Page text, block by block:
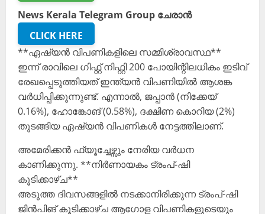
News Kerala Telegram Group ചേരാൻ
CLICK HERE
**ഏഷ്യൻ വിപണികളിലെ സമ്മിശ്രാവസ്ഥ**
ഇന്ന് രാവിലെ ഗിഫ്റ്റ് നിഫ്റ്റി 200 പോയിന്റിലധികം ഇടിവ്
രേഖപ്പെടുത്തിയത് ഇന്ത്യൻ വിപണിയിൽ ആശങ്ക
വർധിപ്പിക്കുന്നുണ്ട്. എന്നാൽ, ജപ്പാൻ (നിക്കേയ്
0.16%), ഹോങ്കോങ് (0.58%), ദക്ഷിണ കൊറിയ (2%)
തുടങ്ങിയ ഏഷ്യൻ വിപണികൾ നേട്ടത്തിലാണ്.
അമേരിക്കൻ ഫ്യൂച്ചേഴ്സും നേരിയ വർധന
കാണിക്കുന്നു. **നിർണായകം ട്രംപ്-ഷി
കൂടിക്കാഴ്ച**
അടുത്ത ദിവസങ്ങളിൽ നടക്കാനിരിക്കുന്ന ട്രംപ്-ഷി
ജിൻപിങ് കൂടിക്കാഴ്ച ആഗോള വിപണികളുടെയും